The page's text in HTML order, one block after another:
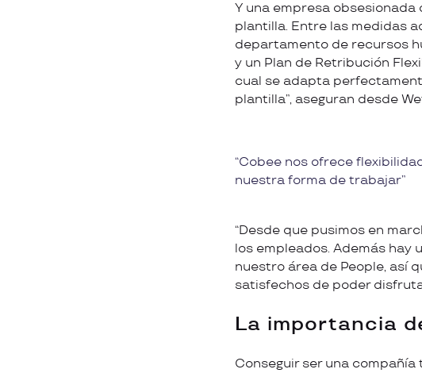
Y una empresa
plantilla. Entre las medidas
departamento de recursos
y un Plan de Retribución
cual se adapta
plantilla”, aseguran desde
Cobee nos ofrece
nuestra forma de trabajar
“Desde que pusimos en
los empleados. Además hay
nuestro área de People, así
satisfechos de poder
La importancia
Conseguir ser una